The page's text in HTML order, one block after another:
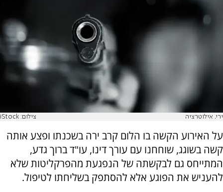
ירי. אילוטרציה צילום: iStock
על האירוע הקשה בו הלום קרב ירה בשכנתו ופצע אותה
קשה בשוגג, שוחחנו עם עורך דינו, עו"ד ברוך גדע,
המתייחס גם לבקשתה של הנפגעת מהפרקליטות שלא
להעניש את הפוגע אלא להסתפק בשליחתו לטיפול.